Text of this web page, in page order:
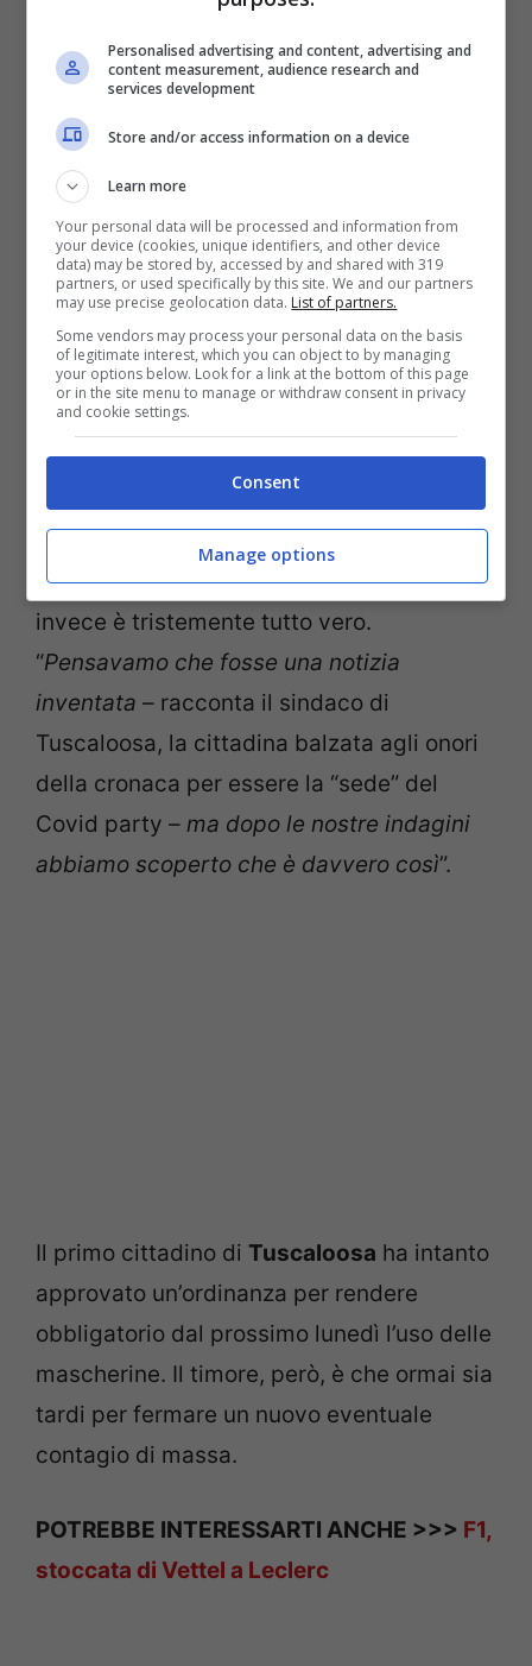
A rende ancor più assurda la vicenda il
fatto che in palio venga messo un
montepremi in denaro. Il primo
partecipante della festa che risulta
positivo alCoronavirusinfatti vince una
somma che non è stata specificata. La
vicenda è avvenuta in una città
dell’Alabama e a riportare la notizia è stata
la CNN. Inizialmente si pensava, e sperava,
che si potesse trattare di una bufala,
invece è tristemente tutto vero.
“Pensavamo che fosse una notizia
inventata – racconta il sindaco di
Tuscaloosa, la cittadina balzata agli onori
della cronaca per essere la “sede” del
Covid party – ma dopo le nostre indagini
abbiamo scoperto che è davvero così”.
Il primo cittadino di Tuscaloosa ha intanto
approvato un’ordinanza per rendere
obbligatorio dal prossimo lunedì l’uso delle
mascherine. Il timore, però, è che ormai sia
tardi per fermare un nuovo eventuale
contagio di massa.
POTREBBE INTERESSARTI ANCHE >>> F1,
stoccata di Vettel a Leclerc
Personalised advertising and content, advertising and
content measurement, audience research and
services development
Store and/or access information on a device
Learn more
Your personal data will be processed and information from
your device (cookies, unique identifiers, and other device
data) may be stored by, accessed by and shared with 319
partners, or used specifically by this site. We and our partners
may use precise geolocation data. List of partners.
Some vendors may process your personal data on the basis
of legitimate interest, which you can object to by managing
your options below. Look for a link at the bottom of this page
or in the site menu to manage or withdraw consent in privacy
and cookie settings.
Consent
Manage options